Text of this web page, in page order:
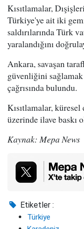
Kısıtlamalar,
Türkiye'ye ait iki
saldırılarında Türk
yaralandığını
Ankara, savaşan
güvenliğini
çağrısında bulundu.
Kısıtlamalar,
üzerinde ilave baskı
Kaynak: Mepa News
Etiketler :
Türkiye